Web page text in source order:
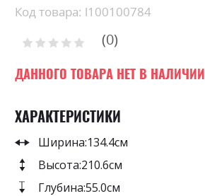
Skip
the
of
the
gallery
Код товара: l100100784
Рейтинг: 0
ДАННОГО ТОВАРА НЕТ В НАЛИЧИИ
ХАРАКТЕРИСТИКИ
Ширина:134.4см
Высота:210.6см
Глубина:55.0см